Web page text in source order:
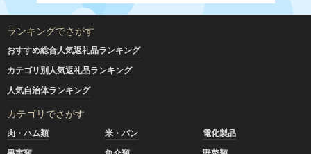
ランキングでさがす
おすすめ総合人気返礼品ランキング
カテゴリ別人気返礼品ランキング
人気自治体ランキング
カテゴリでさがす
肉・ハム類 米・パン
電化製品